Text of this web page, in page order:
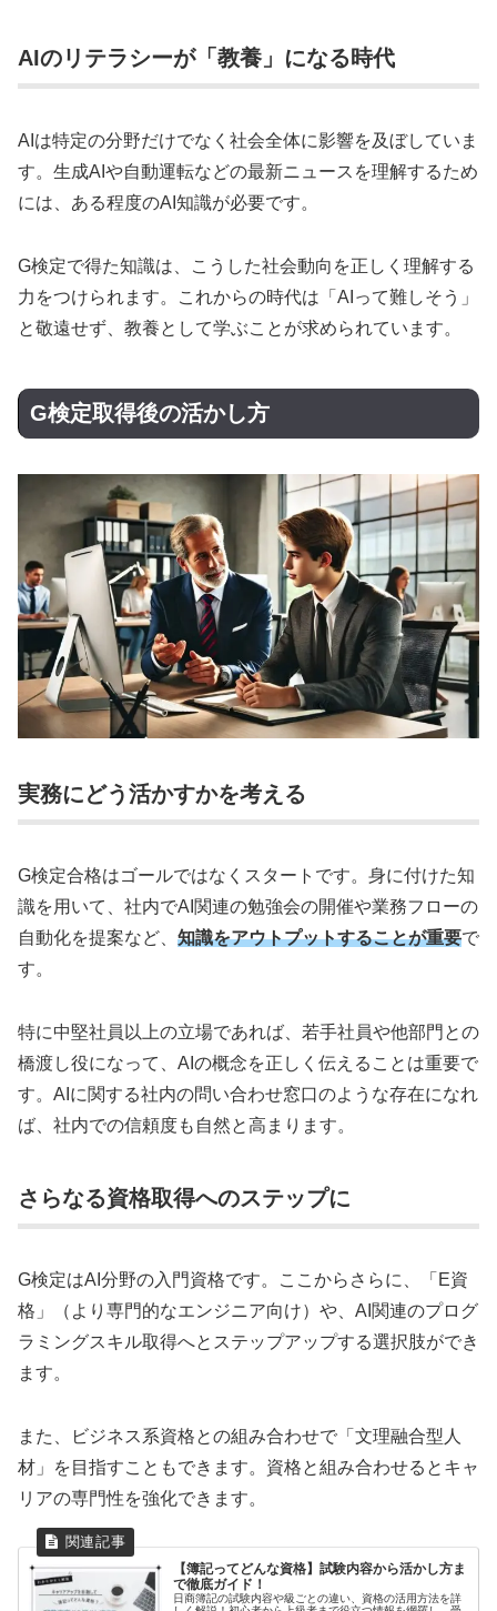
AIのリテラシーが「教養」になる時代
AIは特定の分野だけでなく社会全体に影響を及ぼしていま
す。生成AIや自動運転などの最新ニュースを理解するため
には、ある程度のAI知識が必要です。
G検定で得た知識は、こうした社会動向を正しく理解する
力をつけられます。これからの時代は「AIって難しそう」
と敬遠せず、教養として学ぶことが求められています。
G検定取得後の活かし方
実務にどう活かすかを考える
G検定合格はゴールではなくスタートです。身に付けた知
識を用いて、社内でAI関連の勉強会の開催や業務フローの
自動化を提案など、 知識をアウトプットすることが重要で
す。
特に中堅社員以上の立場であれば、若手社員や他部門との
橋渡し役になって、AIの概念を正しく伝えることは重要で
す。AIに関する社内の問い合わせ窓口のような存在になれ
ば、社内での信頼度も自然と高まります。
さらなる資格取得へのステップに
G検定はAI分野の入門資格です。ここからさらに、「E資
格」（より専門的なエンジニア向け）や、AI関連のプログ
ラミングスキル取得へとステップアップする選択肢ができ
ます。
また、ビジネス系資格との組み合わせで「文理融合型人
材」を目指すこともできます。資格と組み合わせるとキャ
リアの専門性を強化できます。
【簿記ってどんな資格】試験内容から活かし方ま
で徹底ガイド！
日商簿記の試験内容や級ごとの違い、資格の活用方法を詳